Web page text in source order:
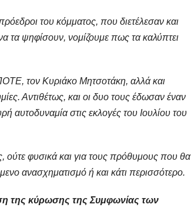
του κόμματος, που διετέλεσαν και
τα ψηφίσουν, νομίζουμε πως τα καλύπτει
τον Κυριάκο Μητσοτάκη, αλλά και
Αντιθέτως, και οι δυο τους έδωσαν έναν
αυτοδυναμία στις εκλογές του Ιουλίου του
ούτε φυσικά και για τους πρόθυμους που θα
ανασχηματισμό ή και κάτι περισσότερο.
της κύρωσης της Συμφωνίας των